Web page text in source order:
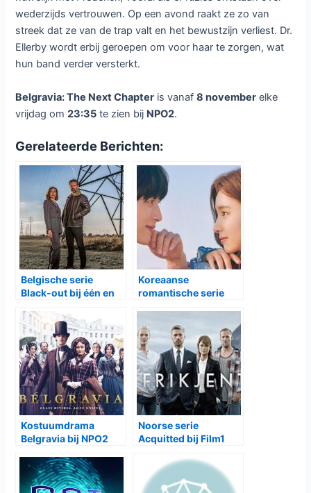
wederzijds vertrouwen. Op een avond raakt ze zo van
streek dat ze van de trap valt en het bewustzijn verliest. Dr.
Ellerby wordt erbij geroepen om voor haar te zorgen, wat
hun band verder versterkt.
Belgravia: The Next Chapter is vanaf8 november elke
vrijdag om23:35 te zien bij NPO2.
Gerelateerde Berichten:
Belgische serie
Black-out bij één en
Koreaanse
romantische serie
Kostuumdrama
Belgravia bij NPO2
Noorse serie
Acquitted bij Film1